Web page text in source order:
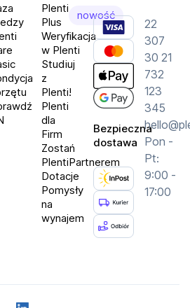
Plenti
Plus
nowość
Weryfikacja
w Plenti
Studiuj
z
Plenti!
Plenti
dla
Firm
Zostań
PlentiPartnerem
Dotacje
Pomysły
na
wynajem
Bezpieczna
dostawa
22
307
30 21
732
123
345
Pon -
Pt:
9:00 -
17:00